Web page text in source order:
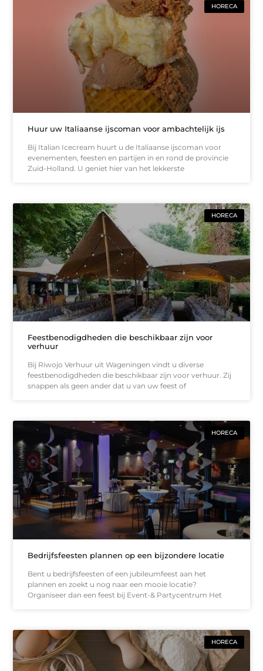
HORECA
Huur uw Italiaanse ijscoman voor ambachtelijk ijs
Bij Italian Icecream huurt u de Italiaanse ijscoman voor
evenementen, feesten en partijen in en rond de provincie
Zuid-Holland. U geniet hier van het lekkerste
HORECA
Feestbenodigdheden die beschikbaar zijn voor
verhuur
Bij Riwojo Verhuur uit Wageningen vindt u diverse
feestbenodigdheden die beschikbaar zijn voor verhuur. Zij
snappen als geen ander dat u van uw feest of
HORECA
Bedrijfsfeesten plannen op een bijzondere locatie
Bent u bedrijfsfeesten of een jubileumfeest aan het
plannen en zoekt u nog naar een mooie locatie?
Organiseer dan een feest bij Event-& Partycentrum Het
HORECA